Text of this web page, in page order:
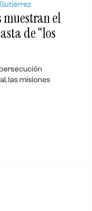
Gutiérrez
el
de “los
las misiones